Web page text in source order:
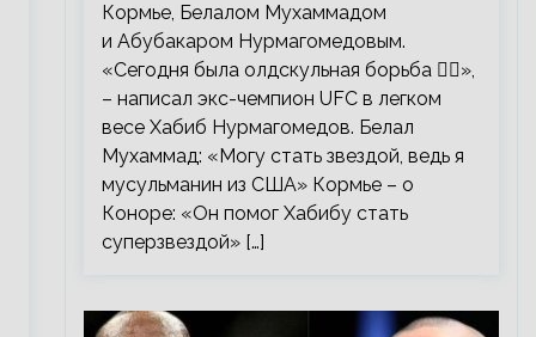
Кормье, Белалом Мухаммадом
и Абубакаром Нурмагомедовым.
«Сегодня была олдскульная борьба 🤼‍♂️»,
– написал экс-чемпион UFC в легком
весе Хабиб Нурмагомедов. Белал
Мухаммад: «Могу стать звездой, ведь я
мусульманин из США» Кормье – о
Коноре: «Он помог Хабибу стать
суперзвездой» […]